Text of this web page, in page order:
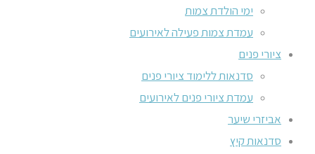
ימי הולדת צמות
עמדת צמות פעילה לאירועים
ציורי פנים
סדנאות ללימוד ציורי פנים
עמדת ציורי פנים לאירועים
אביזרי שיער
סדנאות קיץ